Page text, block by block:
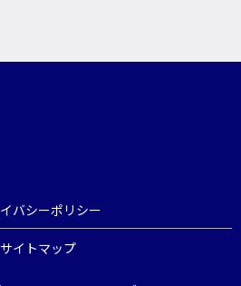
バシーポリシー
サイトマップ